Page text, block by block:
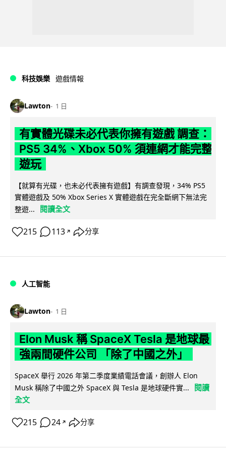
科技娛樂 遊戲情報
Lawton 1 日
有實體光碟未必代表你擁有遊戲 調查：
PS5 34%、Xbox 50% 須連網才能完整
遊玩
【就算有光碟，也未必代表擁有遊戲】有調查發現，34% PS5
實體遊戲及 50% Xbox Series X 實體遊戲在完全斷網下無法完
整遊...
閱讀全文
215 113 ↗ 分享
人工智能
Lawton 1 日
Elon Musk 稱 SpaceX Tesla 是地球最
強兩間硬件公司 「除了中國之外」
SpaceX 舉行 2026 年第二季度業績電話會議，創辦人 Elon
Musk 稱除了中國之外 SpaceX 與 Tesla 是地球硬件實...
閱讀
全文
215 24 ↗ 分享